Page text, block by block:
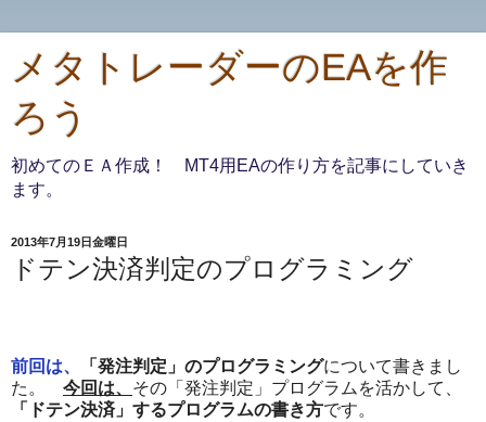
メタトレーダーのEAを作
ろう
初めてのＥＡ作成！ MT4用EAの作り方を記事にしていき
ます。
2013年7月19日金曜日
ドテン決済判定のプログラミング
前回は、 「発注判定」のプログラミングについて書きまし
た。 今回は、 その「発注判定」プログラムを活かして、
「ドテン決済」するプログラムの書き方です。